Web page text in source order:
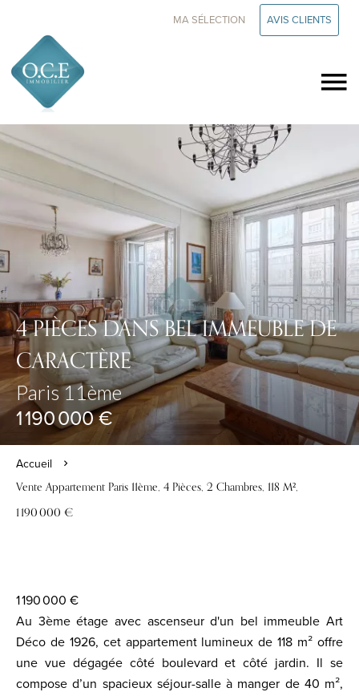
MA SÉLECTION AVIS CLIENTS
4 PIÈCES DANS BEL IMMEUBLE DE
CARACTÈRE
Paris 11ème
1 190 000 €
Accueil
Vente Appartement Paris 11ème, 4 Pièces, 2 Chambres, 118 M²,
1 190 000 €
1 190 000 €
Au 3ème étage avec ascenseur d'un bel immeuble Art
Déco de 1926, cet appartement lumineux de 118 m² offre
une vue dégagée côté boulevard et côté jardin. Il se
compose d’un spacieux séjour-salle à manger de 40 m²,